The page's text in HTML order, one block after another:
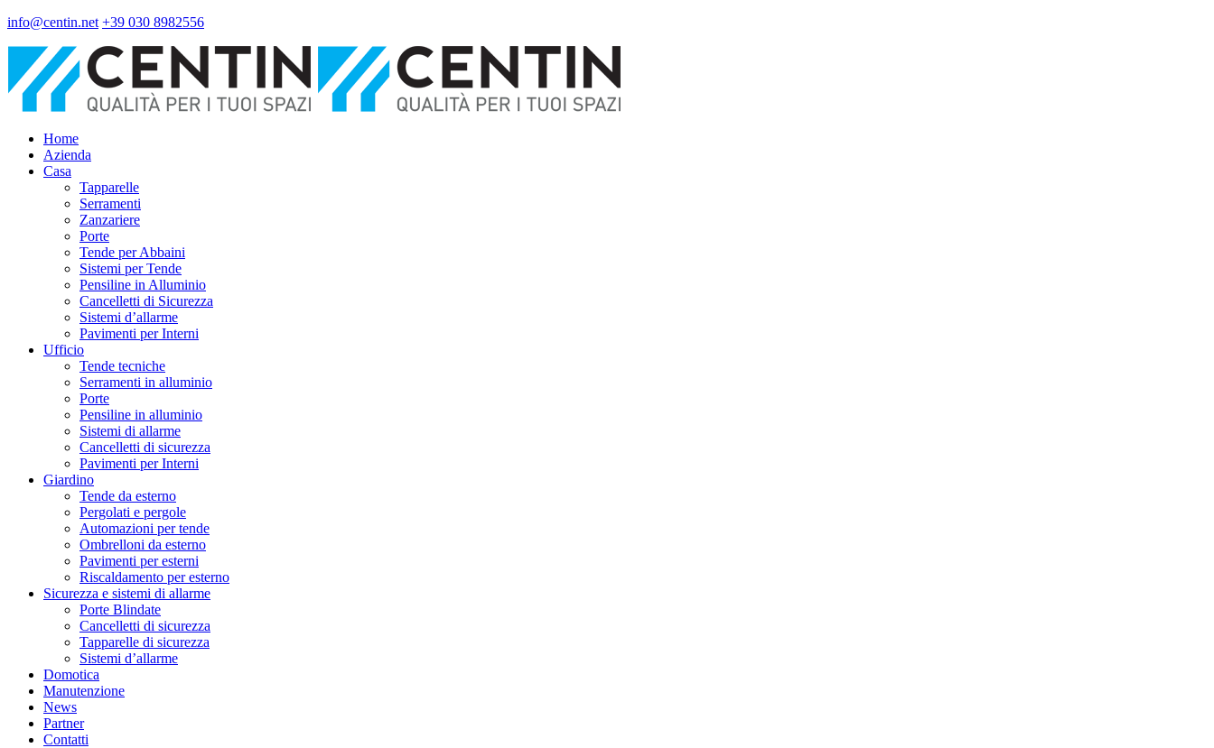
info@centin.net +39 030 8982556
Home
Azienda
Casa
Tapparelle
Serramenti
Zanzariere
Porte
Tende per Abbaini
Sistemi per Tende
Pensiline in Alluminio
Cancelletti di Sicurezza
Sistemi d’allarme
Pavimenti per Interni
Ufficio
Tende tecniche
Serramenti in alluminio
Porte
Pensiline in alluminio
Sistemi di allarme
Cancelletti di sicurezza
Pavimenti per Interni
Giardino
Tende da esterno
Pergolati e pergole
Automazioni per tende
Ombrelloni da esterno
Pavimenti per esterni
Riscaldamento per esterno
Sicurezza e sistemi di allarme
Porte Blindate
Cancelletti di sicurezza
Tapparelle di sicurezza
Sistemi d’allarme
Domotica
Manutenzione
News
Partner
Contatti